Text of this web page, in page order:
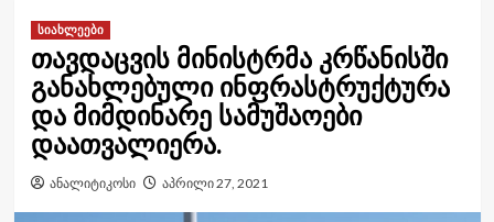
სიახლეები
თავდაცვის მინისტრმა კრწანისში
განახლებული ინფრასტრუქტურა
და მიმდინარე სამუშაოები
დაათვალიერა.
ანალიტიკოსი აპრილი 27, 2021